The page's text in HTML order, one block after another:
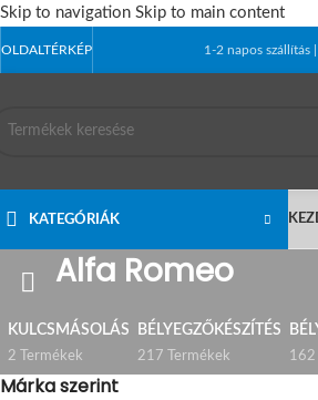
Skip to navigation Skip to main content
OLDALTÉRKÉP 1-2 napos
KATEGÓRIÁK
Alfa Romeo
KULCSMÁSOLÁS
2 Termékek
BÉLYEGZŐKÉSZÍTÉS
217 Termékek 162
Márka szerint